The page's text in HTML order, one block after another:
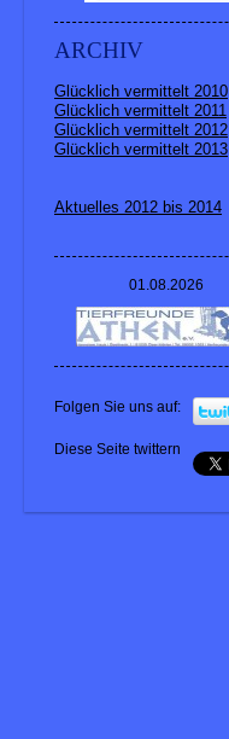
ARCHIV
Glücklich vermittelt 2010
Glücklich vermittelt 2011
Glücklich vermittelt 2012
Glücklich vermittelt 2013
Aktuelles 2012 bis 2014
01.08.2026
Folgen Sie uns auf:
Diese Seite twittern